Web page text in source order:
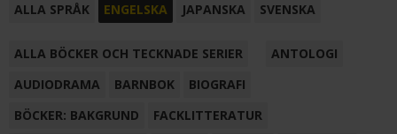
ALLA SPRÅK ENGELSKA JAPANSKA SVENSKA
ALLA BÖCKER OCH TECKNADE SERIER
ANTOLOGI
AUDIODRAMA
BARNBOK
BIOGRAFI
BÖCKER: BAKGRUND
FACKLITTERATUR